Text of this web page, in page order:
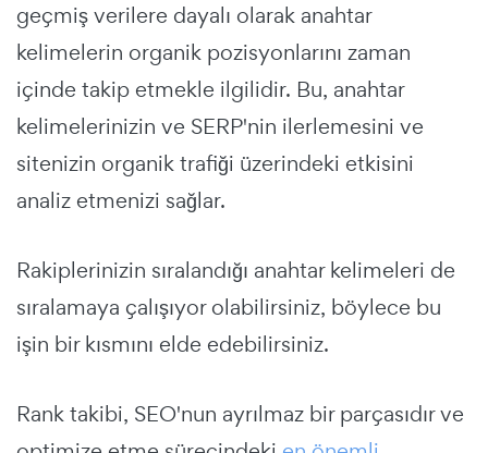
geçmiş verilere dayalı olarak anahtar
kelimelerin organik pozisyonlarını zaman
içinde takip etmekle ilgilidir. Bu, anahtar
kelimelerinizin ve SERP'nin ilerlemesini ve
sitenizin organik trafiği üzerindeki etkisini
analiz etmenizi sağlar.
Rakiplerinizin sıralandığı anahtar kelimeleri de
sıralamaya çalışıyor olabilirsiniz, böylece bu
işin bir kısmını elde edebilirsiniz.
Rank takibi, SEO'nun ayrılmaz bir parçasıdır ve